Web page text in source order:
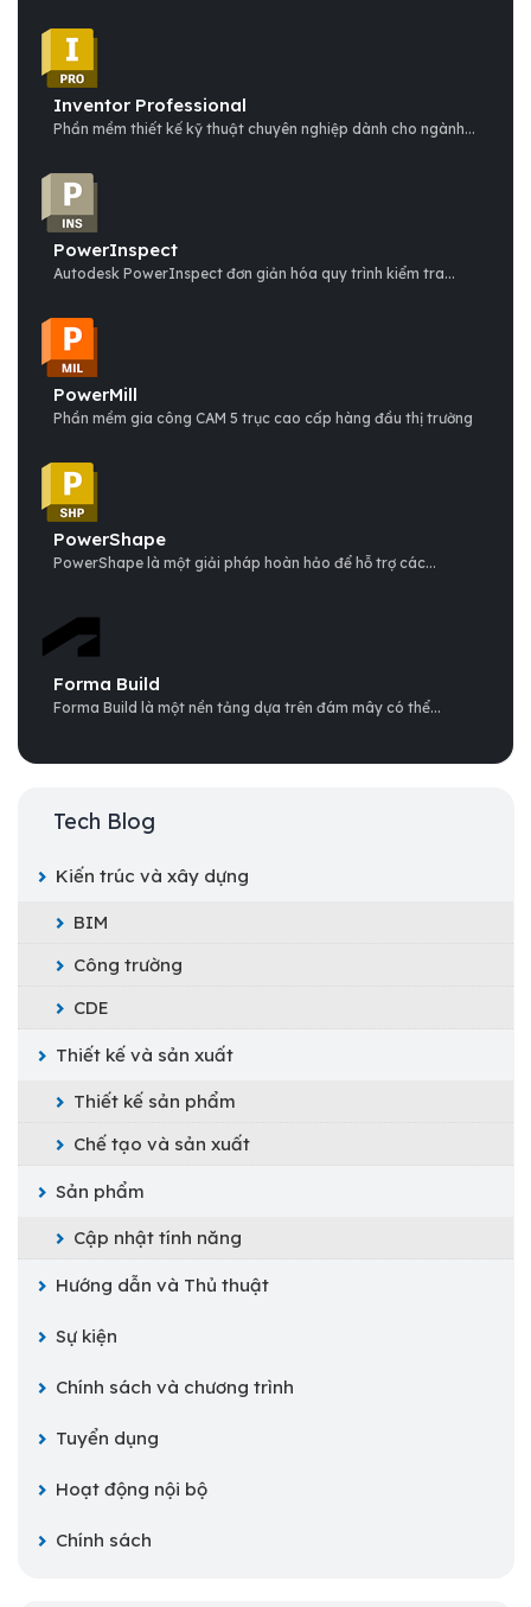
Inventor Professional
Phần mềm thiết kế kỹ thuật chuyên nghiệp dành cho ngành...
PowerInspect
Autodesk PowerInspect đơn giản hóa quy trình kiểm tra...
PowerMill
Phần mềm gia công CAM 5 trục cao cấp hàng đầu thị trường
PowerShape
PowerShape là một giải pháp hoàn hảo để hỗ trợ các...
Forma Build
Forma Build là một nền tảng dựa trên đám mây có thể...
Tech Blog
Kiến trúc và xây dựng
BIM
Công trường
CDE
Thiết kế và sản xuất
Thiết kế sản phẩm
Chế tạo và sản xuất
Sản phẩm
Cập nhật tính năng
Hướng dẫn và Thủ thuật
Sự kiện
Chính sách và chương trình
Tuyển dụng
Hoạt động nội bộ
Chính sách